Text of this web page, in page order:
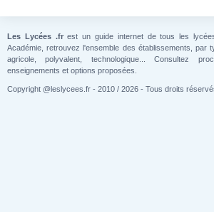
Les Lycées .frest un guide internet de tous les
Académie, retrouvez l'ensemble des établissements, par
agricole, polyvalent, technologique... Consultez
enseignements et options proposées.
Copyright @leslycees.fr - 2010 / 2026 - Tous droits